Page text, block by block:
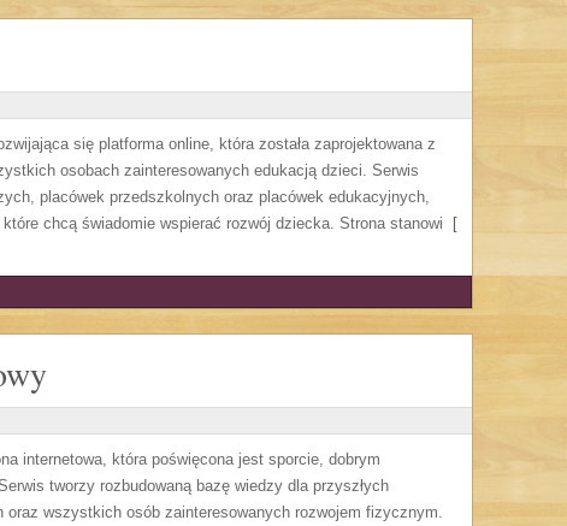
się platforma online, która została zaprojektowana z
osobach zainteresowanych edukacją dzieci. Serwis
placówek przedszkolnych oraz placówek edukacyjnych,
chcą świadomie wspierać rozwój dziecka. Strona stanowi [
internetowa, która poświęcona jest sporcie, dobrym
tworzy rozbudowaną bazę wiedzy dla przyszłych
oraz wszystkich osób zainteresowanych rozwojem fizycznym.